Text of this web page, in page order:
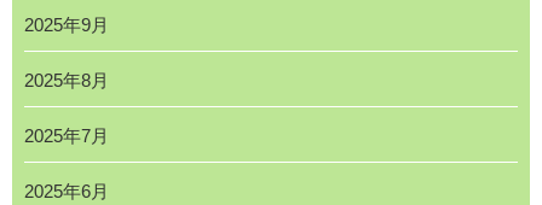
2025年9月
2025年8月
2025年7月
2025年6月